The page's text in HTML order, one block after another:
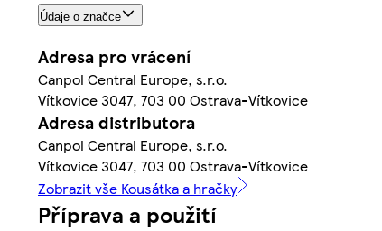
Údaje o značce
Adresa pro vrácení
Canpol Central Europe, s.r.o.
Vítkovice 3047, 703 00 Ostrava-Vítkovice
Adresa distributora
Canpol Central Europe, s.r.o.
Vítkovice 3047, 703 00 Ostrava-Vítkovice
Zobrazit vše Kousátka a hračky
Příprava a použití